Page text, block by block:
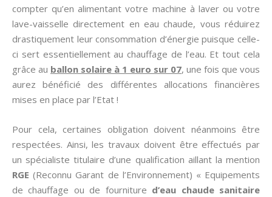
compter qu’en alimentant votre machine à laver ou votre
lave-vaisselle directement en eau chaude, vous réduirez
drastiquement leur consommation d’énergie puisque celle-
ci sert essentiellement au chauffage de l’eau. Et tout cela
grâce au ballon solaire à 1 euro sur 07, une fois que vous
aurez bénéficié des différentes allocations financières
mises en place par l’Etat !
Pour cela, certaines obligation doivent néanmoins être
respectées. Ainsi, les travaux doivent être effectués par
un spécialiste titulaire d’une qualification aillant la mention
RGE(Reconnu Garant de l’Environnement) « Equipements
de chauffage ou de fourniture d’eau chaude sanitaire